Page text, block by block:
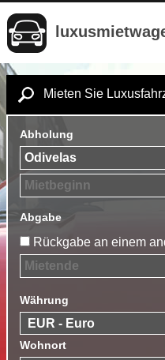
Mieten Sie
Abholung
Abgabe
Rückgabe an einem
Währung
Wohnort